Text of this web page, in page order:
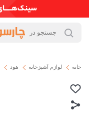
خانه لوازم آشپزخانه هود